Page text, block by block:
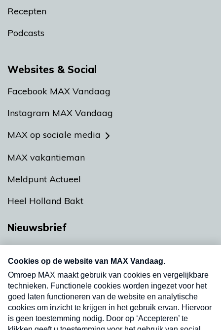
Recepten
Podcasts
Websites & Social
Facebook MAX Vandaag
Instagram MAX Vandaag
MAX op sociale media
MAX vakantieman
Meldpunt Actueel
Heel Holland Bakt
Nieuwsbrief
nieuwsbrief. Elke vrijdag- en dinsdagochtend in
uw mailbox.
Verzend